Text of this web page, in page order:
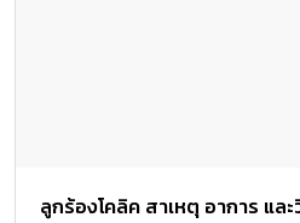
ลูกร้องโคลิค สาเหตุ อาการ และ